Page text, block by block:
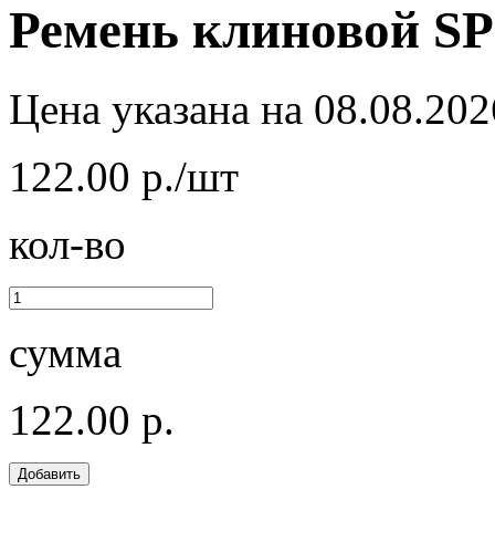
Ремень клиновой
Цена указана на
122.00 р./шт
кол-во
сумма
122.00 р.